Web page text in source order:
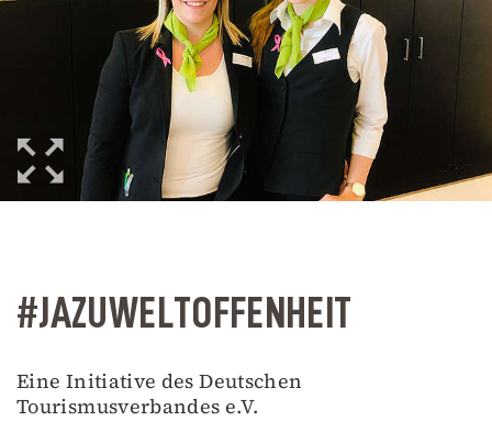
#JAZUWELTOFFENHEIT
Eine Initiative des Deutschen
Tourismusverbandes e.V.